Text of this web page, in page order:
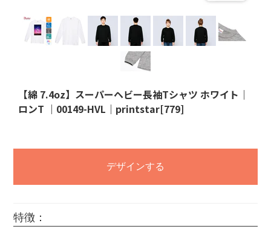
【綿 7.4oz】スーパーヘビー長袖Tシャツ ホワイト｜
ロンT ｜00149-HVL｜printstar[779]
デザインする
特徴：